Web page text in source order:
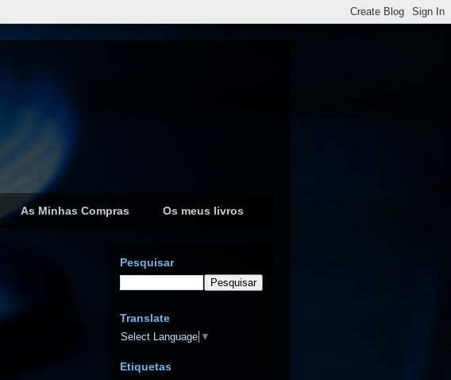
As Minhas Compras Os meus livros
Pesquisar
Translate
Select Language ▼
Etiquetas